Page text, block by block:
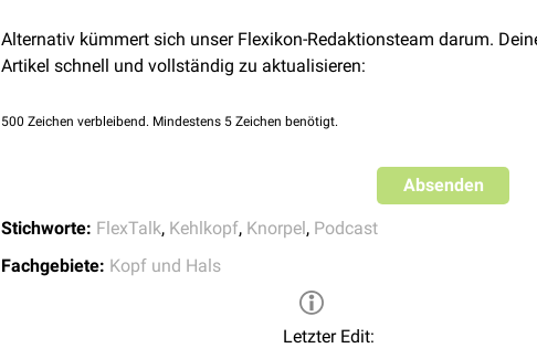
derStimmritzeauslöst.
Zwischen den beiden Knorpeln liegt dieIncisura interarytenoidea
Alternativ kümmert sich unser Flexikon-Redaktionsteam darum.
Artikel schnell und vollständig zu aktualisieren:
500 Zeichen verbleibend. Mindestens 5 Zeichen benötigt.
Absenden
Stichworte: FlexTalk, Kehlkopf, Knorpel, Podcast
Fachgebiete: Kopf und Hals
Letzter Edit: